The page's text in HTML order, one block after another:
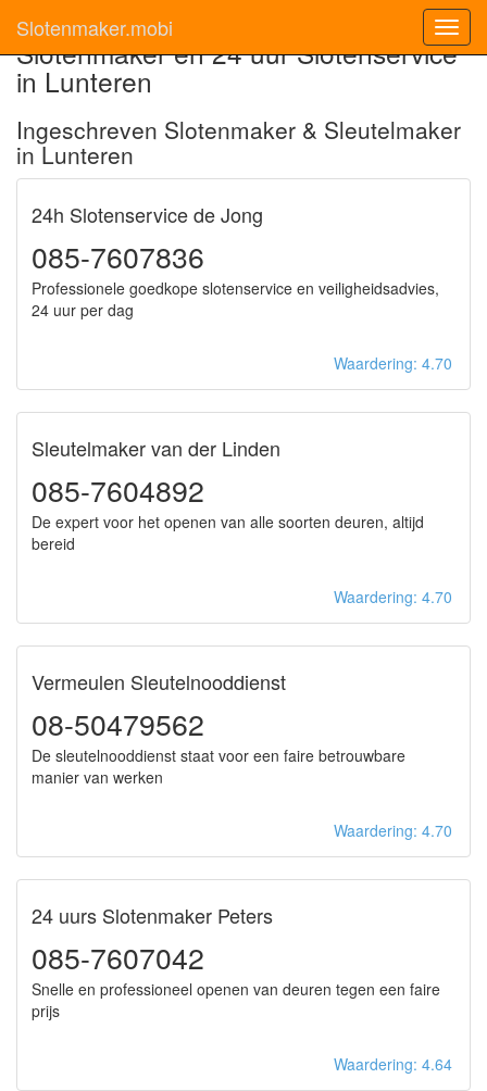
Slotenmaker.mobi
Slotenmaker en 24 uur Slotenservice
in Lunteren
Ingeschreven Slotenmaker & Sleutelmaker
in Lunteren
24h Slotenservice de Jong
085-7607836
Professionele goedkope slotenservice en veiligheidsadvies,
24 uur per dag
Waardering: 4.70
Sleutelmaker van der Linden
085-7604892
De expert voor het openen van alle soorten deuren, altijd
bereid
Waardering: 4.70
Vermeulen Sleutelnooddienst
08-50479562
De sleutelnooddienst staat voor een faire betrouwbare
manier van werken
Waardering: 4.70
24 uurs Slotenmaker Peters
085-7607042
Snelle en professioneel openen van deuren tegen een faire
prijs
Waardering: 4.64